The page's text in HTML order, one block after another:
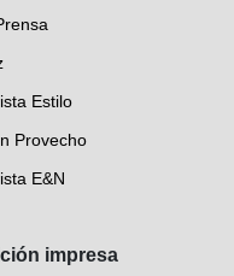
Estilo
Provecho
E&N
impresa